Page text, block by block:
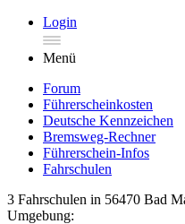
Login
Menü
Forum
Führerscheinkosten
Deutsche Kennzeichen
Bremsweg-Rechner
Führerschein-Infos
Fahrschulen
3 Fahrschulen in 56470 Bad
Umgebung: